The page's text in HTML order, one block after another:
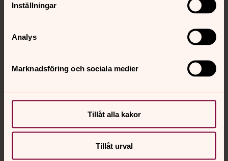
Inställningar
Analys
Marknadsföring och sociala medier
Tillåt alla kakor
Tillåt urval
Kalender
Hitta snabbt